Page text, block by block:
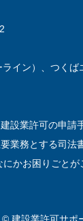
イン）、つくば
設業許可の申請
業務とする司法
かお困りごとが